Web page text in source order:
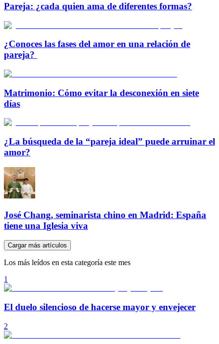
Pareja: ¿cada quien ama de diferentes formas?
¿Conoces las fases del amor en una relación de
pareja?
Matrimonio: Cómo evitar la desconexión en siete
días
¿La búsqueda de la “pareja ideal” puede arruinar el
amor?
José Chang, seminarista chino en Madrid: España
tiene una Iglesia viva
Cargar más artículos
Los más leídos en esta categoría este mes
1
El duelo silencioso de hacerse mayor y envejecer
2